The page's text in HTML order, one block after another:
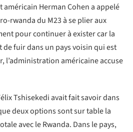
américain Herman Cohen a appelé
rwanda du M23 à se plier aux
pour continuer à exister car la
fuir dans un pays voisin qui est
l’administration américaine accuse
Tshisekedi avait fait savoir dans
deux options sont sur table la
avec le Rwanda. Dans le pays,